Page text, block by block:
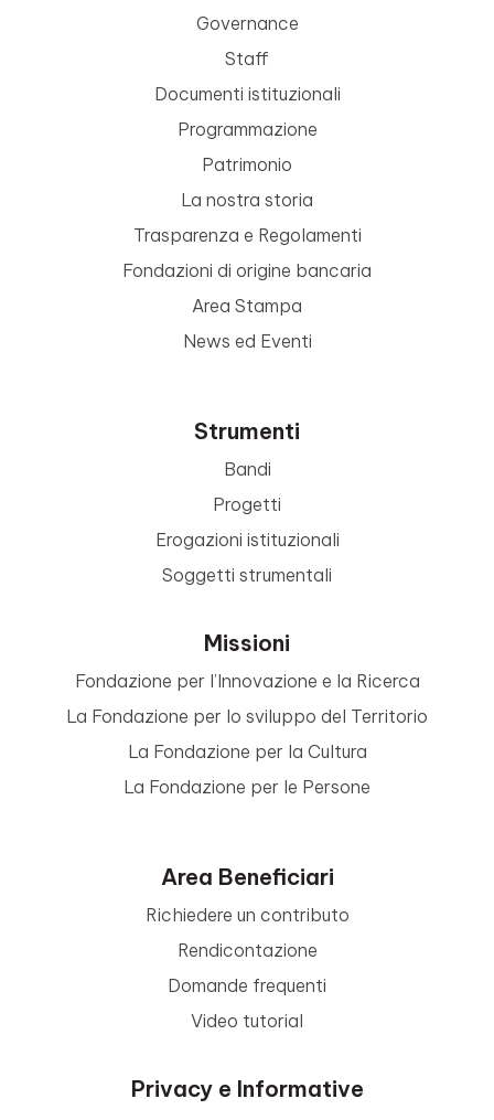
Governance
Staff
Documenti istituzionali
Programmazione
Patrimonio
La nostra storia
Trasparenza e Regolamenti
Fondazioni di origine bancaria
Area Stampa
News ed Eventi
Strumenti
Bandi
Progetti
Erogazioni istituzionali
Soggetti strumentali
Missioni
Fondazione per l’Innovazione e la Ricerca
La Fondazione per lo sviluppo del Territorio
La Fondazione per la Cultura
La Fondazione per le Persone
Area Beneficiari
Richiedere un contributo
Rendicontazione
Domande frequenti
Video tutorial
Privacy e Informative